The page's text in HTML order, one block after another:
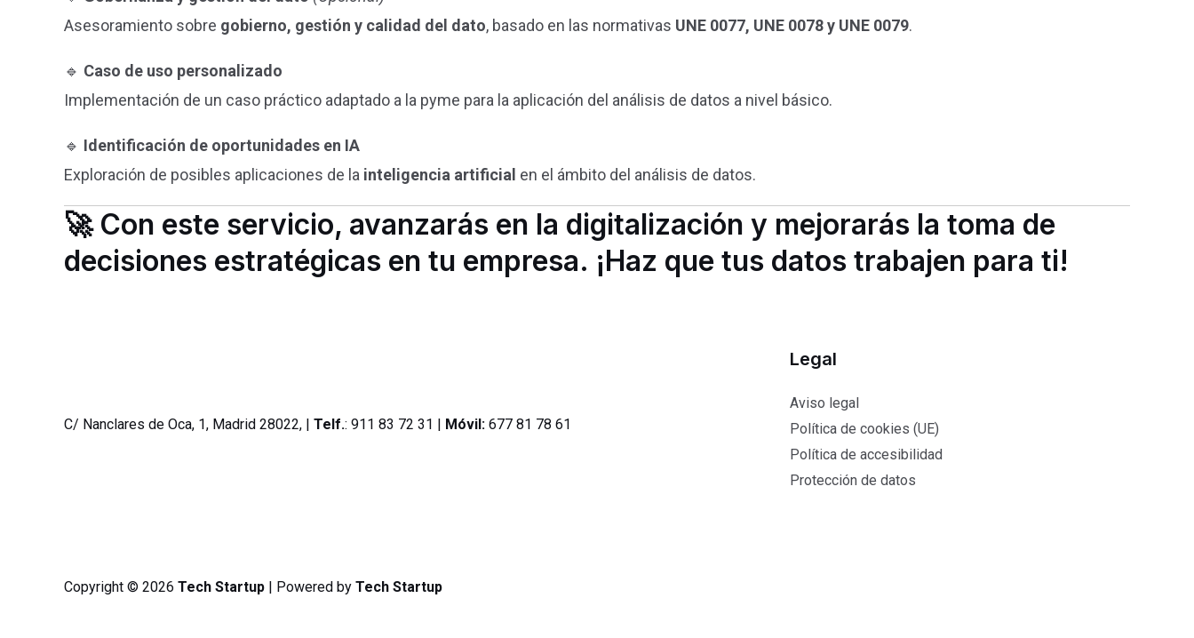
Asesoramiento sobre gobierno, gestión y calidad del dato, basado en las normativas UNE 0077, UNE 0078 y UNE 0079.
🔹 Caso de uso personalizado
Implementación de un caso práctico adaptado a la pyme para la aplicación del análisis de datos a nivel básico.
🔹 Identificación de oportunidades en IA
Exploración de posibles aplicaciones de la inteligencia artificial en el ámbito del análisis de datos.
🚀 Con este servicio, avanzarás en la digitalización y mejorarás la toma de
decisiones estratégicas en tu empresa. ¡Haz que tus datos trabajen para ti!
C/ Nanclares de Oca, 1, Madrid 28022, | Telf.: 911 83 72 31 | Móvil: 677 81 78 61
Legal
Aviso legal
Política de cookies (UE)
Política de accesibilidad
Protección de datos
Copyright © 2026 Tech Startup | Powered by Tech Startup